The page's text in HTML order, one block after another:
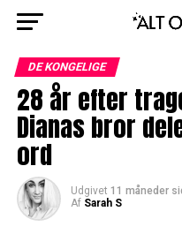
DE KONGELIGE
28 år efter
Dianas bror
ord
Udgivet 11 måneder
Af Sarah S